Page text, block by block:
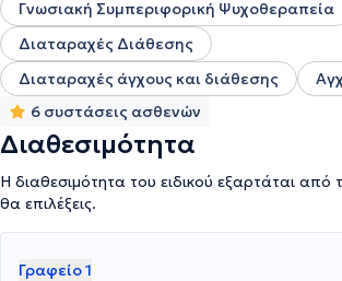
Γνωσιακή Συμπεριφορική Ψυχοθεραπεία
Διαταραχές Διάθεσης
Διαταραχές άγχους και διάθεσης
6 συστάσεις ασθενών
Διαθεσιμότητα
Η διαθεσιμότητα του ειδικού εξαρτάται από
θα επιλέξεις.
Γραφείο 1